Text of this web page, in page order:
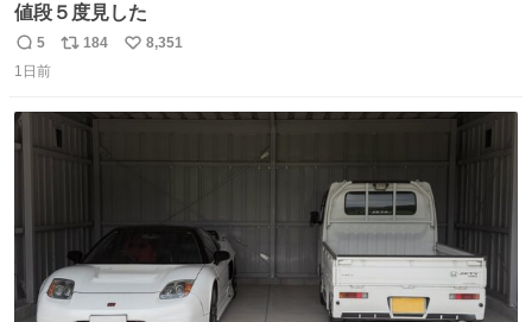
値段５度見した
返
信
5
リ
ト
数
184
い
8,351
1日前